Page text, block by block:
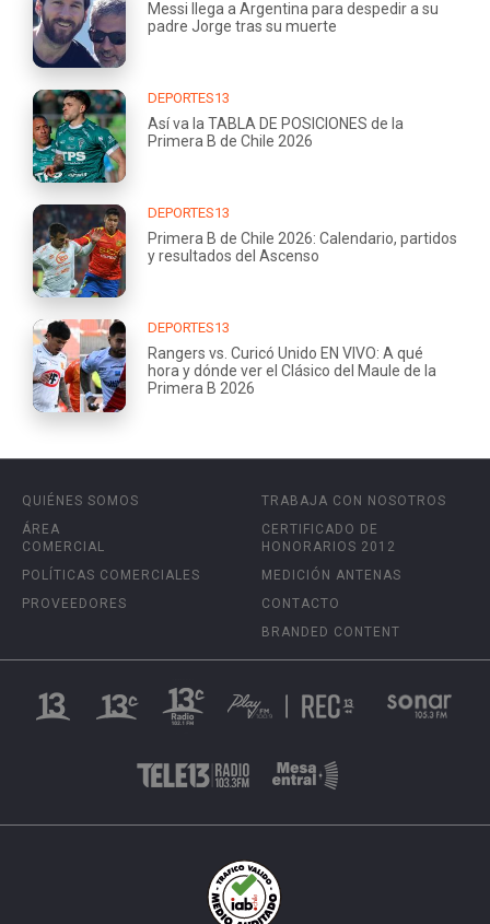
Messi llega a Argentina para despedir a su
padre Jorge tras su muerte
DEPORTES13
Así va la TABLA DE POSICIONES de la
Primera B de Chile 2026
DEPORTES13
Primera B de Chile 2026: Calendario, partidos
y resultados del Ascenso
DEPORTES13
Rangers vs. Curicó Unido EN VIVO: A qué
hora y dónde ver el Clásico del Maule de la
Primera B 2026
QUIÉNES SOMOS
ÁREA
COMERCIAL
POLÍTICAS COMERCIALES
PROVEEDORES
TRABAJA CON NOSOTROS
CERTIFICADO DE
HONORARIOS 2012
MEDICIÓN ANTENAS
CONTACTO
BRANDED CONTENT